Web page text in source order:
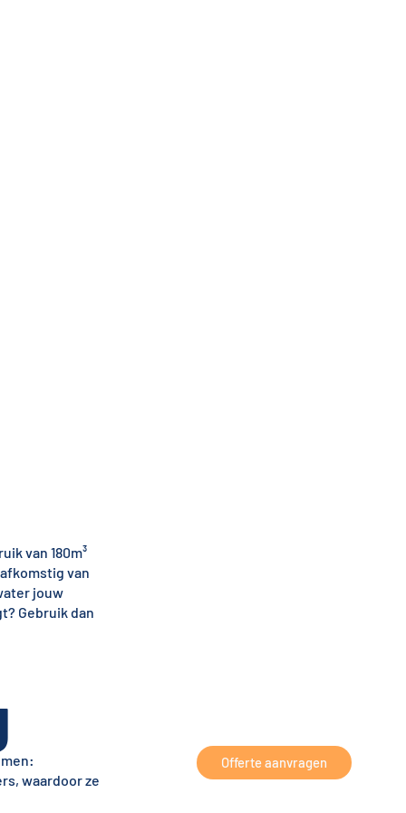
van 180m³
van
jouw
Gebruik dan
waardoor ze
Offerte aanvragen